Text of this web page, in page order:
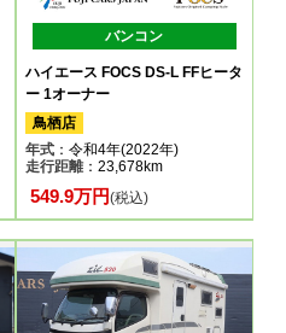
バンコン
ハイエース FOCS DS-L FFヒータ
ー 1オーナー
鳥栖店
年式：令和4年(2022年)
走行距離：23,678km
549.9万円(税込)